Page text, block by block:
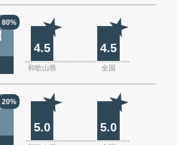
80%
4.5 4.5
和歌山県 全国
20%
5.0 5.0